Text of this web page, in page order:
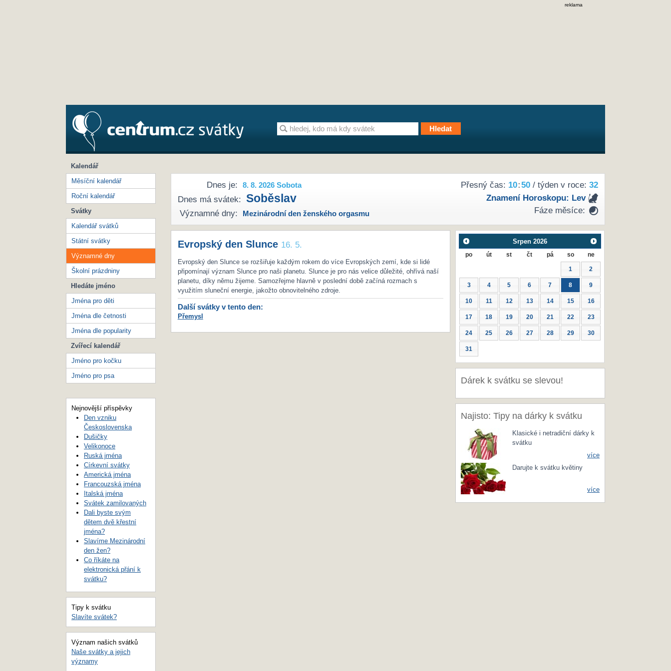
reklama
Přesný čas: 10:50/ týden v roce: 32
Znamení Horoskopu: Lev
Fáze měsíce:
Dnes je: 8. 8. 2026 Sobota
Dnes má svátek: Soběslav
Významné dny: Mezinárodní den ženského orgasmu
Evropský den Slunce 16. 5.
Evropský den Slunce se rozšiřuje každým rokem do více Evropských zemí, kde si lidé
připomínají význam Slunce pro naši planetu. Slunce je pro nás velice důležité, ohřívá naší
planetu, díky němu žijeme. Samozřejme hlavně v poslední době začíná rozmach s
využitím sluneční energie, jakožto obnovitelného zdroje.
Další svátky v tento den:
Přemysl
Srpen 2026
po út st čt pá so ne
1 2
3 4 5 6 7 8 9
10 11 12 13 14 15 16
17 18 19 20 21 22 23
24 25 26 27 28 29 30
31
Dárek k svátku se slevou!
Najisto: Tipy na dárky k svátku
Klasické i netradiční dárky k
svátku
více
Darujte k svátku květiny
více
Kalendář
Měsíční kalendář
Roční kalendář
Svátky
Kalendář svátků
Státní svátky
Významné dny
Školní prázdniny
Hledáte jméno
Jména pro děti
Jména dle četnosti
Jména dle popularity
Zvířecí kalendář
Jméno pro kočku
Jméno pro psa
Nejnovější příspěvky
Den vzniku
Československa
Dušičky
Velikonoce
Ruská jména
Církevní svátky
Americká jména
Francouzská jména
Italská jména
Svátek zamilovaných
Dali byste svým
dětem dvě křestní
jména?
Slavíme Mezinárodní
den žen?
Co říkáte na
elektronická přání k
svátku?
Tipy k svátku
Slavíte svátek?
Význam našich svátků
Naše svátky a jejich
významy